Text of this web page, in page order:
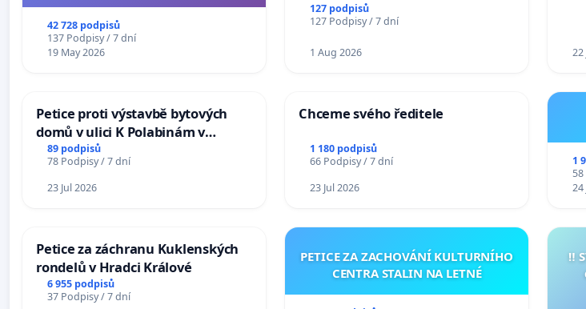
na přijetí usnesení k podání ústavní
žaloby na prezidenta republiky
42 728 podpisů
137 Podpisy / 7 dní
19 May 2026
127 podpisů
127 Podpisy / 7 dní
1 Aug 2026 22
Petice proti výstavbě bytových
domů v ulici K Polabinám v
Pardubicích
89 podpisů
78 Podpisy / 7 dní
23 Jul 2026
Chceme svého ředitele
1 180 podpisů
66 Podpisy / 7 dní
23 Jul 2026
1
24
Petice za záchranu Kuklenských
rondelů v Hradci Králové
6 955 podpisů
37 Podpisy / 7 dní
PETICE ZA ZACHOVÁNÍ KULTURNÍHO
CENTRA STALIN NA LETNÉ
‼️